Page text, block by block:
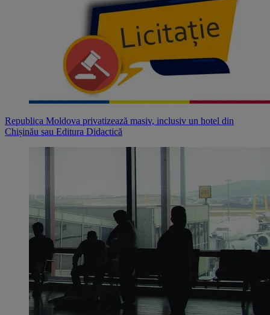
Republica Moldova privatizează masiv, inclusiv un hotel din
Chișinău sau Editura Didactică